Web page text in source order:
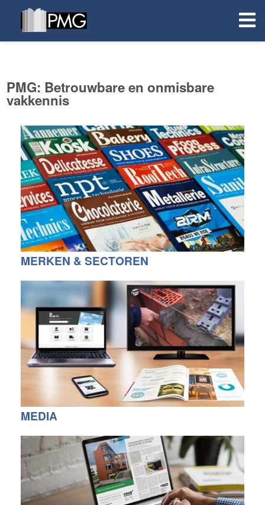
PMG: Betrouwbare en onmisbare
vakkennis
MERKEN & SECTOREN
MEDIA